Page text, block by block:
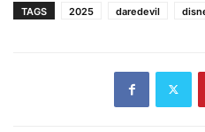
TAGS 2025 daredevil